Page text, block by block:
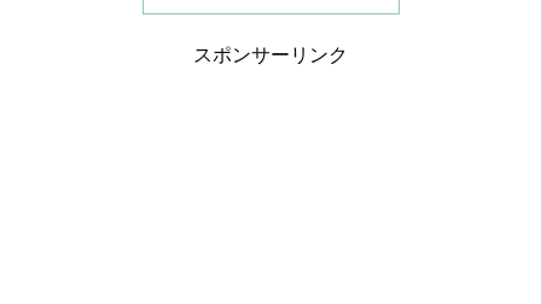
スポンサーリンク